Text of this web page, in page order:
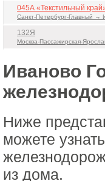
045А «Текстильный
Санкт-Петербург-Главный →
132Я
Москва-Пассажирская-
Иваново
Ниже
можете
из дома.